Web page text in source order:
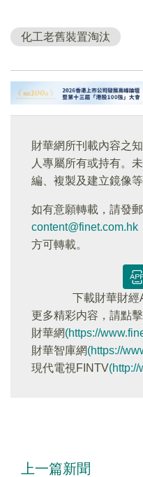
化工老舊裝置淘汰
財華網所刊載內容之
人專屬所有或持有。
編、複製及建立鏡像等
如有意願轉載，請發
content@finet.com.hk
方可轉載。
下載財華財經
更多精彩内容，請點擊
財華網(https://
財華智庫網(https://
現代電視FINTV(http://
上一篇新聞